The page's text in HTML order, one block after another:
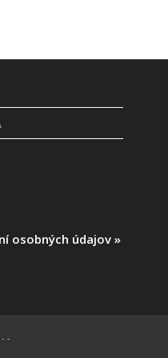
osobných údajov »
-